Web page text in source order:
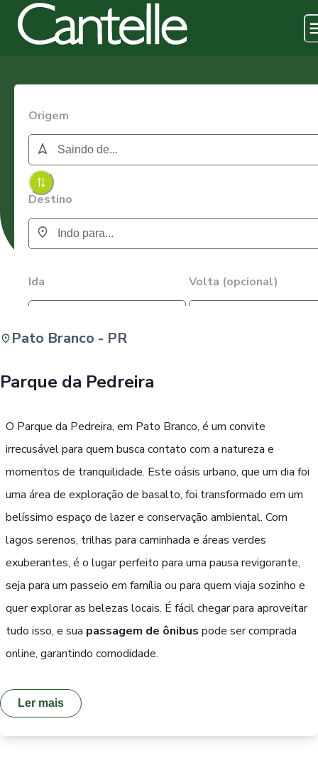
Origem
Destino
Ida Volta (opcional)
Pato Branco - PR
Parque da Pedreira
O Parque da Pedreira, em Pato Branco, é um convite
irrecusável para quem busca contato com a natureza e
momentos de tranquilidade. Este oásis urbano, que um dia foi
uma área de exploração de basalto, foi transformado em um
belíssimo espaço de lazer e conservação ambiental. Com
lagos serenos, trilhas para caminhada e áreas verdes
exuberantes, é o lugar perfeito para uma pausa revigorante,
seja para um passeio em família ou para quem viaja sozinho e
quer explorar as belezas locais. É fácil chegar para aproveitar
tudo isso, e sua passagem de ônibus pode ser comprada
online, garantindo comodidade.
Ler mais